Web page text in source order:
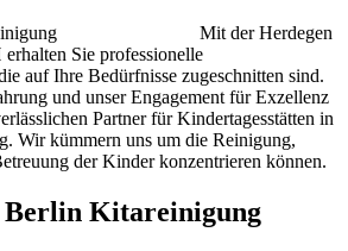
Mit der Herdegen
Sie professionelle
auf Ihre Bedürfnisse zugeschnitten sind.
und unser Engagement für Exzellenz
Partner für Kindertagesstätten in
Wir kümmern uns um die Reinigung,
der Kinder konzentrieren können.
Kitareinigung